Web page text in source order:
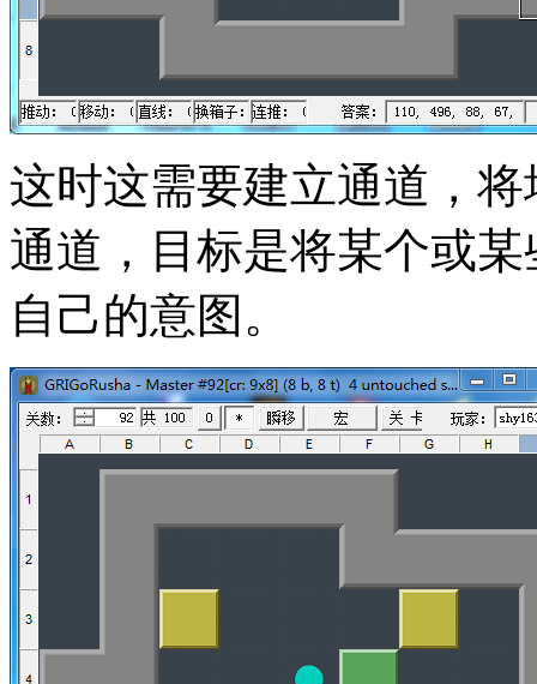
这时这需要建立通道，
通道，目标是将某个或
自己的意图。